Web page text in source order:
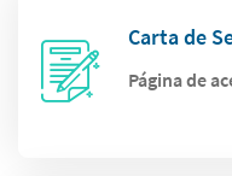
Carta de
Página de